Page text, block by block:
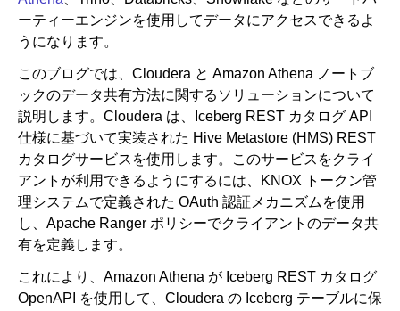
ーティーエンジンを使用してデータにアクセスできるよ
うになります。
このブログでは、Cloudera と Amazon Athena ノートブ
ックのデータ共有方法に関するソリューションについて
説明します。Cloudera は、Iceberg REST カタログ API
仕様に基づいて実装された Hive Metastore (HMS) REST
カタログサービスを使用します。このサービスをクライ
アントが利用できるようにするには、KNOX トークン管
理システムで定義された OAuth 認証メカニズムを使用
し、Apache Ranger ポリシーでクライアントのデータ共
有を定義します。
これにより、Amazon Athena が Iceberg REST カタログ
OpenAPI を使用して、Cloudera の Iceberg テーブルに保